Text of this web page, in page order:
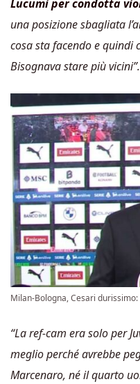
Lucumi per condotta
una posizione sbagliata
cosa sta facendo e quindi
Bisognava stare più vicini”.
Milan-Bologna, Cesari durissimo:
“La ref-cam era solo per
meglio perché avrebbe
Marcenaro, né il quarto